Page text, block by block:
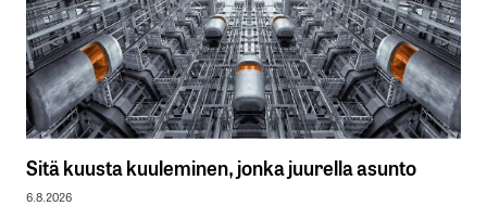
Sitä kuusta kuuleminen, jonka juurella asunto
6.8.2026